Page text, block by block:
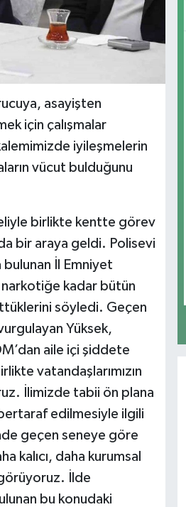
asayişten
için çalışmalar
iyileşmelerin
vücut bulduğunu
birlikte kentte görev
bir araya geldi. Polisevi
bulunan İl Emniyet
kadar bütün
söyledi. Geçen
Yüksek,
aile içi şiddete
vatandaşlarımızın
İlimizde tabii ön plana
edilmesiyle ilgili
geçen seneye göre
kalıcı, daha kurumsal
İlde
bu konudaki